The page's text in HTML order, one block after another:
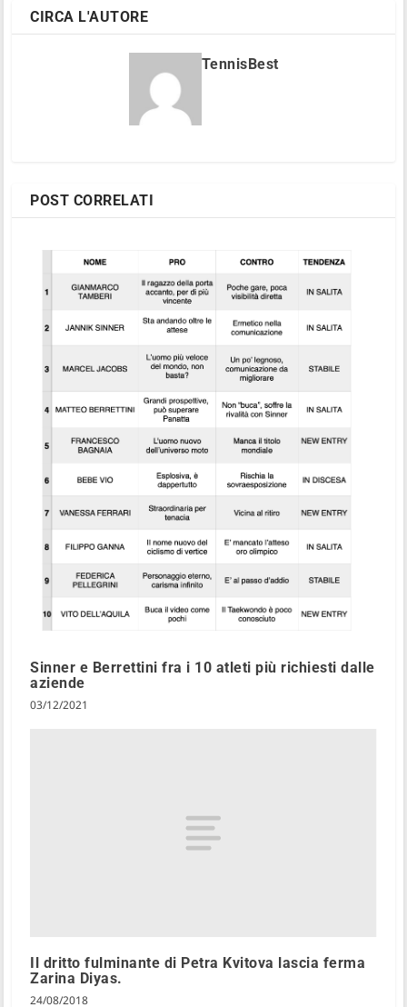
CIRCA L'AUTORE
TennisBest
POST CORRELATI
Sinner e Berrettini fra i 10 atleti più richiesti dalle
aziende
03/12/2021
Il dritto fulminante di Petra Kvitova lascia ferma
Zarina Diyas.
24/08/2018